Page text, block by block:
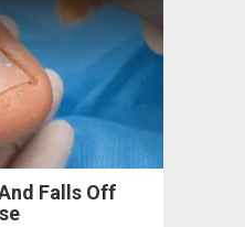
Falls Off